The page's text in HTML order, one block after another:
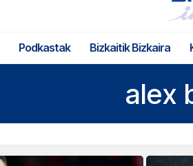
Podkastak Bizkaitik Bizkaira
alex